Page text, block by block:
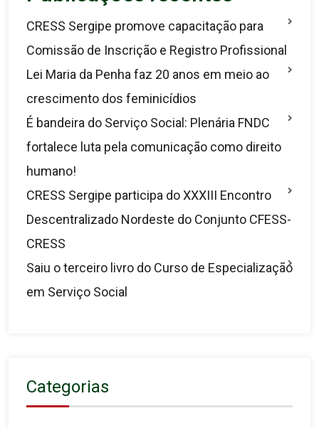
CRESS Sergipe promove capacitação para
Comissão de Inscrição e Registro Profissional
Lei Maria da Penha faz 20 anos em meio ao
crescimento dos feminicídios
É bandeira do Serviço Social: Plenária FNDC
fortalece luta pela comunicação como direito
humano!
CRESS Sergipe participa do XXXIII Encontro
Descentralizado Nordeste do Conjunto CFESS-
CRESS
Saiu o terceiro livro do Curso de Especialização
em Serviço Social
Categorias